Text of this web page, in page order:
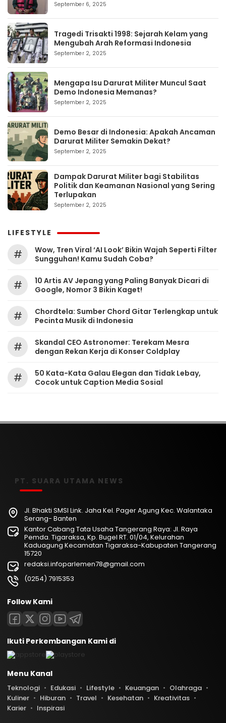
September 6, 2025
Tragedi Trisakti 1998: Sejarah Kelam yang
Mengubah Arah Reformasi Indonesia
September 2, 2025
Mengapa Isu Darurat Militer Muncul Saat
Demo Indonesia Memanas?
September 2, 2025
Demo Besar di Indonesia: Apakah Ancaman
Darurat Militer Semakin Dekat?
September 2, 2025
Dampak Darurat Militer bagi Stabilitas
Politik dan Keamanan Nasional yang Sering
Terlupakan
September 2, 2025
LIFESTYLE
#
Wow, Tren Viral ‘AI Look’ Bikin Wajah Seperti Filter
Sungguhan! Kamu Sudah Coba?
#
10 Artis AV Jepang yang Paling Banyak Dicari di
Google, Nomor 3 Bikin Kaget!
#
Chordtela: Sumber Chord Gitar Terlengkap untuk
Pecinta Musik di Indonesia
#
Skandal CEO Astronomer: Terekam Mesra
dengan Rekan Kerja di Konser Coldplay
#
50 Kata-Kata Galau Elegan dan Tidak Lebay,
Cocok untuk Caption Media Sosial
PT. SUARA UTAMA NEWS
Jl. Bhakti SMSI Link. Jaha Kel. Pager Agung Kec. Walantaka
Serang- Banten
Kantor Cabang Tata Usaha Tangerang Raya: Jl. Raya
Pemda. Tigaraksa, Kp. Bugel RT. 01/04, Kelurahan
Kaduagung Kecamatan Tigaraksa-Kabupaten Tangerang
15720
redaksi.infoparlemen78@gmail.com
(0254) 7915353
Follow Kami
Ikuti Perkembangan Kami di
Menu Kanal
Teknologi Edukasi Lifestyle Keuangan
Olahraga
Kuliner
Hiburan Travel Kesehatan
Kreativitas
Karier
Inspirasi